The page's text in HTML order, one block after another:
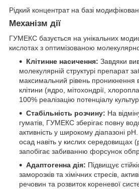
Рідкий концентрат на базі
Механізм дії
ГУМЕКС базується на унікальних
кислотах з оптимізованою
Клітинне насичення: Завдяки
молекулярній структурі препарат
максимальний рівень проникнення
клітини (ядро, мітохондрії,
100% реалізацію потенціалу
Стабільність розчину: На
гуматів, ГУМЕКС зберігає повну
активність у широкому діапазоні
осад навіть у кислих середовищах
запобігає забиванню форсунок
Адаптогенна дія: Підвищує
заморозків та хімічних стресів,
речовин та розвиток кореневої